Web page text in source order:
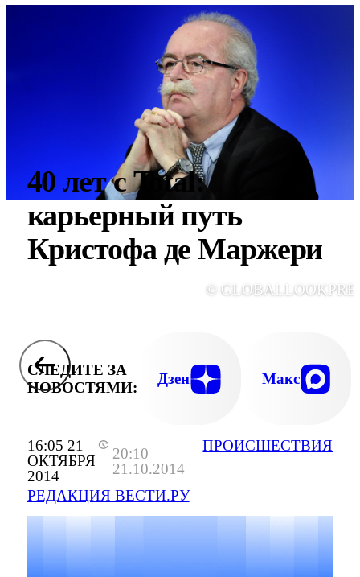
16:05 21
ОКТЯБРЯ
2014
20:10
21.10.2014
РЕДАКЦИЯ ВЕСТИ.РУ
ПРОИСШЕСТВИЯ
40 лет с Total:
карьерный путь
Кристофа де Маржери
©
СЛЕДИТЕ ЗА
НОВОСТЯМИ:
Дзен Макс